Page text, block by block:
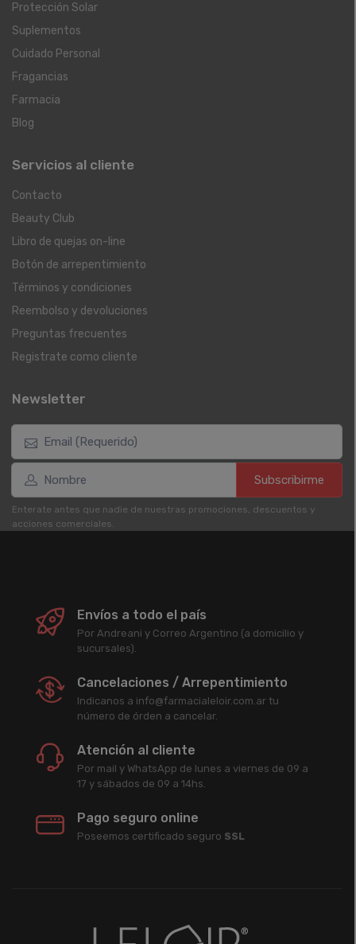
Protección Solar
Suplementos
Cuidado Personal
Fragancias
Farmacia
Blog
Servicios al cliente
Contacto
Beauty Club
Libro de quejas on-line
Botón de arrepentimiento
Términos y condiciones
Reembolso y devoluciones
Preguntas frecuentes
Registrate como cliente
Newsletter
Subscribirme
Enterate antes que nadie de nuestras promociones, descuentos y
acciones comerciales.
Envíos a todo el país
Por Andreani y Correo Argentino (a domicilio y
sucursales).
Cancelaciones / Arrepentimiento
Indicanos a info@farmacialeloir.com.ar tu
número de órden a cancelar.
Atención al cliente
Por mail y WhatsApp de lunes a viernes de 09 a
17 y sábados de 09 a 14hs.
Pago seguro online
Poseemos certificado seguro SSL